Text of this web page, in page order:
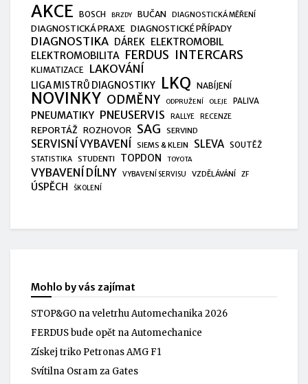
AKCE BOSCH BRZDY BUČAN DIAGNOSTICKÁ MĚŘENÍ
DIAGNOSTICKÁ PRAXE DIAGNOSTICKÉ PŘÍPADY
DIAGNOSTIKA DÁREK ELEKTROMOBIL
ELEKTROMOBILITA FERDUS INTERCARS
KLIMATIZACE LAKOVÁNÍ
LIGA MISTRŮ DIAGNOSTIKY LKQ NABÍJENÍ
NOVINKY ODMĚNY ODPRUŽENÍ OLEJE PALIVA
PNEUMATIKY PNEUSERVIS RALLYE RECENZE
REPORTÁŽ ROZHOVOR SAG SERVIND
SERVISNÍ VYBAVENÍ SIEMS & KLEIN SLEVA SOUTĚŽ
STATISTIKA STUDENTI TOPDON TOYOTA
VYBAVENÍ DÍLNY VYBAVENÍ SERVISU VZDĚLÁVÁNÍ ZF
ÚSPĚCH ŠKOLENÍ
Mohlo by vás zajímat
STOP&GO na veletrhu Automechanika 2026
FERDUS bude opět na Automechanice
Získej triko Petronas AMG F1
Svítilna Osram za Gates